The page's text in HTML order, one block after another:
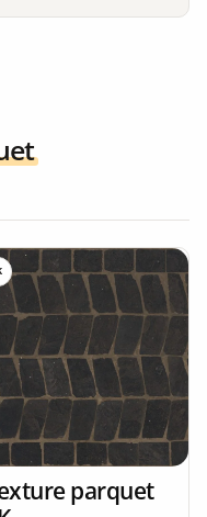
parquet